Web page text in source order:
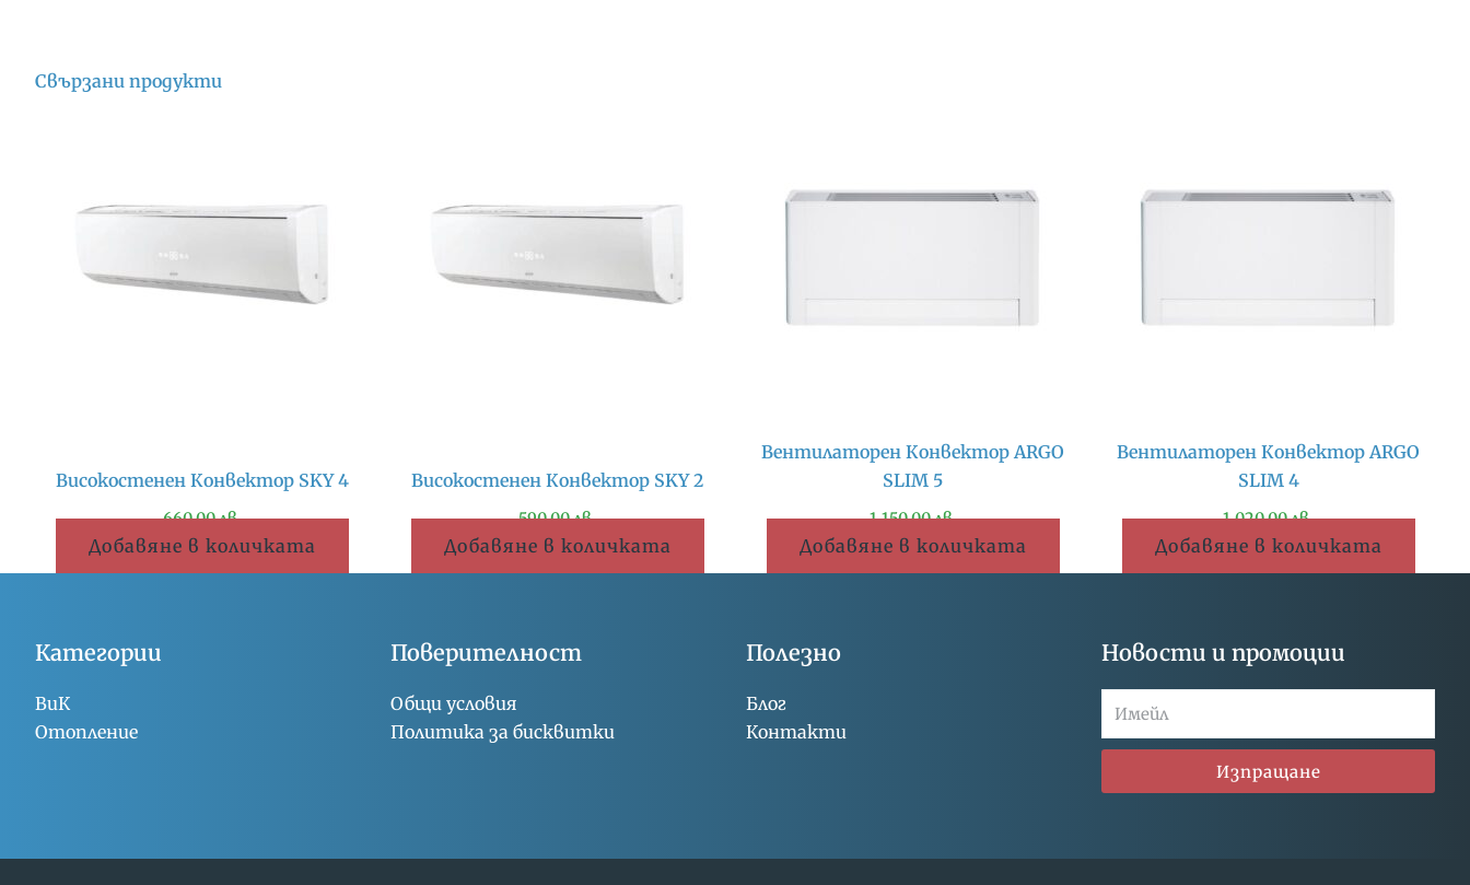
Свързани продукти
Високостенен Конвектор SKY 4
660.00лв.
Добавяне в количката
Високостенен Конвектор SKY 2
590.00лв.
Добавяне в количката
Вентилаторен Конвектор ARGO
SLIM 5
1,150.00лв.
Добавяне в количката
Вентилаторен Конвектор ARGO
SLIM 4
1,020.00лв.
Добавяне в количката
Категории
ВиК
Отопление
Поверителност
Общи условия
Политика за бисквитки
Полезно
Блог
Контакти
Новости и промоции
Изпращане